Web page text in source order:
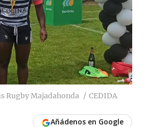
Rugby Majadahonda CEDIDA
Añádenos en Google